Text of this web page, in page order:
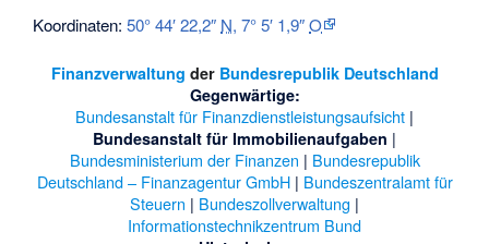
Koordinaten:50° 44′ 22,2″ N,7° 5′ 1,9″O
Finanzverwaltung der Bundesrepublik Deutschland
Gegenwärtige:
Bundesanstalt für Finanzdienstleistungsaufsicht |
Bundesanstalt für Immobilienaufgaben |
Bundesministerium der Finanzen | Bundesrepublik
Deutschland – Finanzagentur GmbH| Bundeszentralamt für
Steuern | Bundeszollverwaltung |
Informationstechnikzentrum Bund